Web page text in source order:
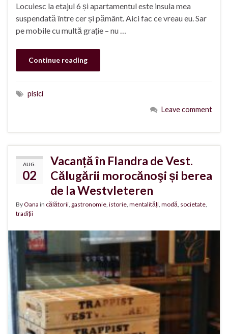
Locuiesc la etajul 6 și apartamentul este insula mea
suspendată între cer și pământ. Aici fac ce vreau eu. Sar
pe mobile cu multă grație – nu …
Continue reading
pisici
Leave comment
AUG.
02
Vacanță în Flandra de Vest.
Călugării morocănoşi și berea
de la Westvleteren
ByOana in călătorii, gastronomie, istorie, mentalități, modă, societate,
tradiții